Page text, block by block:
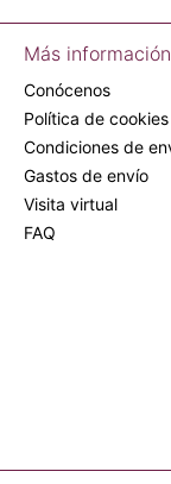
Más información
Conócenos
Política de cookies
Condiciones de
Gastos de envío
Visita virtual
FAQ